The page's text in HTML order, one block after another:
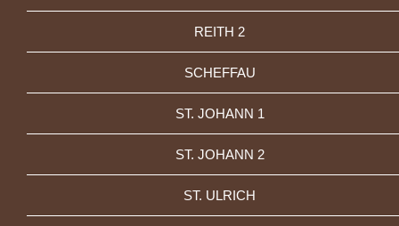
REITH 2
SCHEFFAU
ST. JOHANN 1
ST. JOHANN 2
ST. ULRICH